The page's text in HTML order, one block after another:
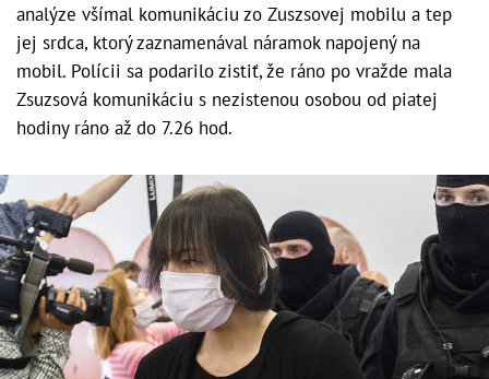
analýze všímal komunikáciu zo Zuszsovej mobilu a tep
jej srdca, ktorý zaznamenával náramok napojený na
mobil. Polícii sa podarilo zistiť, že ráno po vražde mala
Zsuzsová komunikáciu s nezistenou osobou od piatej
hodiny ráno až do 7.26 hod.